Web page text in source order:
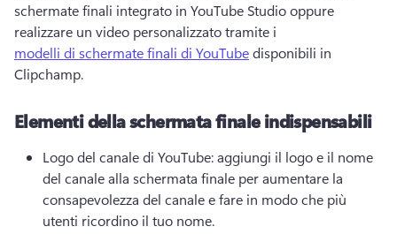
schermate finali integrato in YouTube Studio oppure
realizzare un video personalizzato tramite i
modelli di schermate finali di YouTube disponibili in
Clipchamp.
Elementi della schermata finale indispensabili
Logo del canale di YouTube: aggiungi il logo e il nome
del canale alla schermata finale per aumentare la
consapevolezza del canale e fare in modo che più
utenti ricordino il tuo nome.